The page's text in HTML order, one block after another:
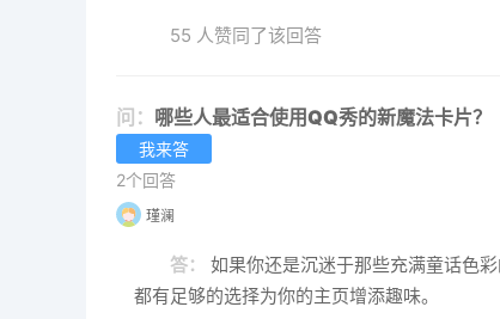
55 人赞同了该回答
问： 哪些人最适合使用QQ秀的新魔法卡片？
我来答
2个回答
瑾澜
答：
如果你还是沉迷于那些充满童话色
都有足够的选择为你的主页增添趣味。